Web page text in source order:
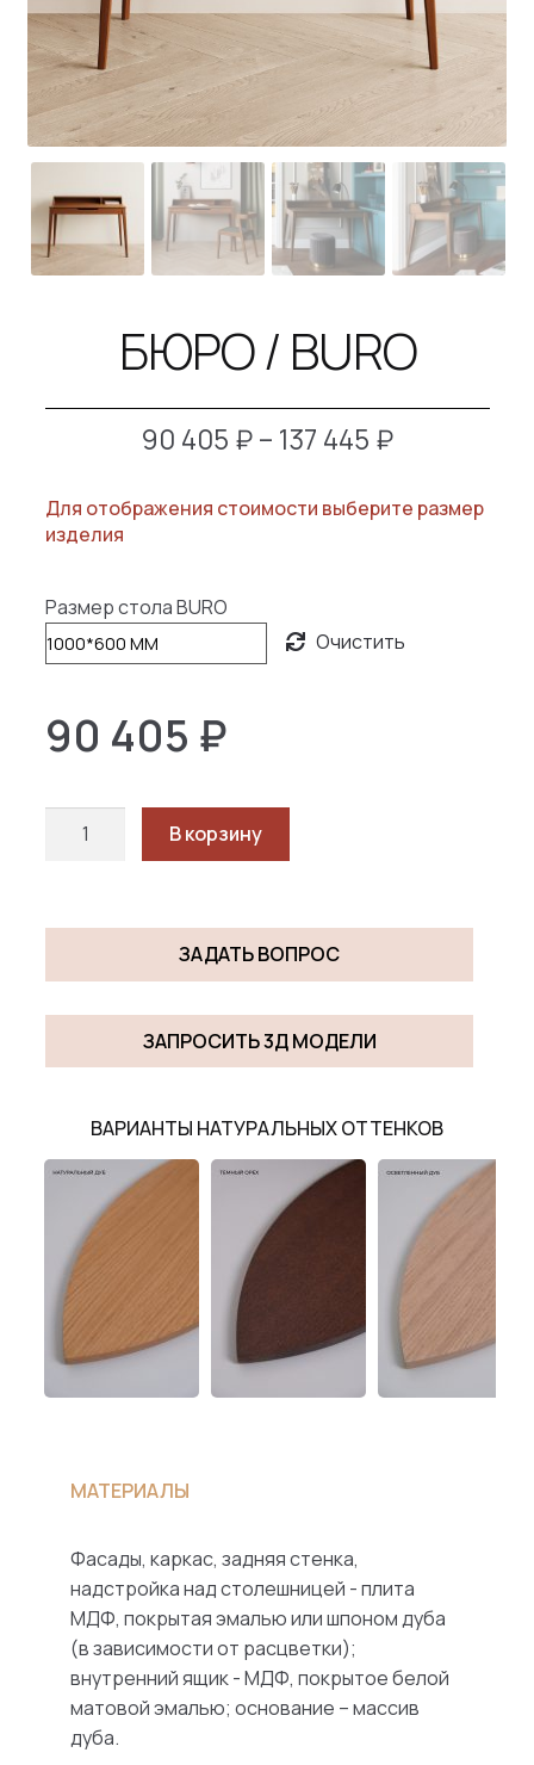
B2B
КОНТАКТЫ
SALE
БЮРО / BURO
90 405 ₽– 137 445 ₽Диапазон
90
137
Для отображения стоимости выберите размер
изделия
Размер стола BURO
Очистить
90 405 ₽
Количество
В корзину
ЗАДАТЬ ВОПРОС
ЗАПРОСИТЬ 3Д МОДЕЛИ
ВАРИАНТЫ НАТУРАЛЬНЫХ ОТТЕНКОВ
МАТЕРИАЛЫ
Фасады, каркас, задняя стенка,
надстройка над столешницей - плита
МДФ, покрытая эмалью или шпоном дуба
(в зависимости от расцветки);
внутренний ящик - МДФ, покрытое белой
матовой эмалью; основание – массив
дуба.